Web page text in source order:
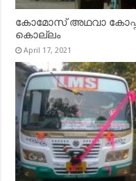
കോമോസ് അഥവാ
കൊല്ലം
April 17, 2021